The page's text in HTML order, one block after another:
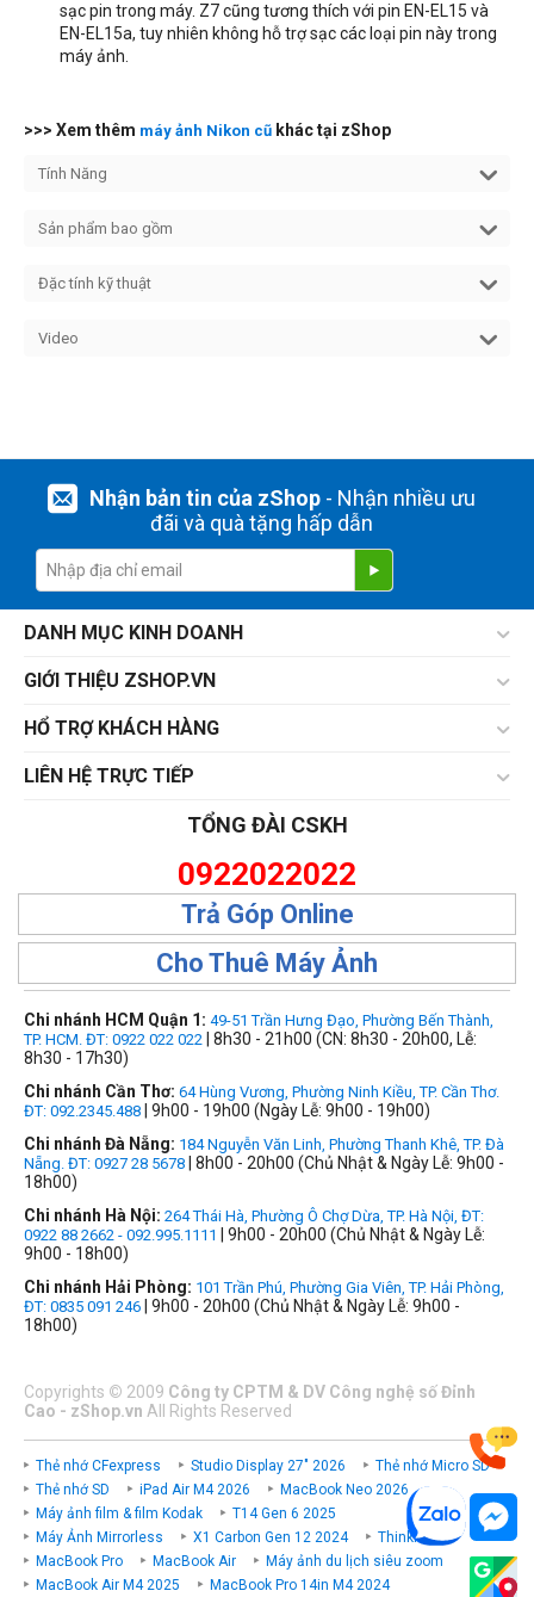
sạc pin trong máy. Z7 cũng tương thích với pin EN-EL15 và
EN-EL15a, tuy nhiên không hỗ trợ sạc các loại pin này trong
máy ảnh.
>>> Xem thêm máy ảnh Nikon cũ khác tại zShop
Tính Năng
Sản phẩm bao gồm
Đặc tính kỹ thuật
Video
Nhận bản tin của zShop- Nhận nhiều ưu
đãi và quà tặng hấp dẫn
DANH MỤC KINH DOANH
GIỚI THIỆU ZSHOP.VN
HỔ TRỢ KHÁCH HÀNG
LIÊN HỆ TRỰC TIẾP
TỔNG ĐÀI CSKH
0922022022
Trả Góp Online
Cho Thuê Máy Ảnh
Chi nhánh HCM Quận 1: 49-51 Trần Hưng Đạo, Phường Bến Thành,
TP. HCM. ĐT: 0922 022 022 | 8h30 - 21h00 (CN: 8h30 - 20h00, Lễ:
8h30 - 17h30)
Chi nhánh Cần Thơ: 64 Hùng Vương, Phường Ninh Kiều, TP. Cần Thơ.
ĐT: 092.2345.488 | 9h00 - 19h00 (Ngày Lễ: 9h00 - 19h00)
Chi nhánh Đà Nẵng: 184 Nguyễn Văn Linh, Phường Thanh Khê, TP. Đà
Nẵng. ĐT: 0927 28 5678 | 8h00 - 20h00 (Chủ Nhật & Ngày Lễ: 9h00 -
18h00)
Chi nhánh Hà Nội: 264 Thái Hà, Phường Ô Chợ Dừa, TP. Hà Nội, ĐT:
0922 88 2662 - 092.995.1111
| 9h00 - 20h00 (Chủ Nhật & Ngày Lễ:
9h00 - 18h00)
Chi nhánh Hải Phòng: 101 Trần Phú, Phường Gia Viên, TP. Hải Phòng,
ĐT: 0835 091 246 | 9h00 - 20h00 (Chủ Nhật & Ngày Lễ: 9h00 -
18h00)
Copyrights © 2009 Công ty CPTM & DV Công nghệ số Đỉnh
Cao - zShop.vn All Rights Reserved
Thẻ nhớ CFexpress Studio Display 27" 2026
Thẻ nhớ Micro SD
Thẻ nhớ SD
iPad Air M4 2026
MacBook Neo 2026
Máy ảnh film & film Kodak
T14 Gen 6 2025
Máy Ảnh Mirrorless
X1 Carbon Gen 12 2024
ThinkPad P
MacBook Pro
MacBook Air
Máy ảnh du lịch siêu zoom
MacBook Air M4 2025
MacBook Pro 14in M4 2024